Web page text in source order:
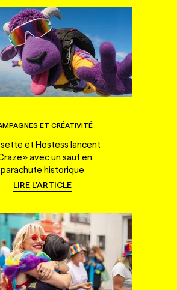
ET CRÉATIVITÉ
et Hostess lancent
avec un saut en
parachute historique
LIRE L'ARTICLE